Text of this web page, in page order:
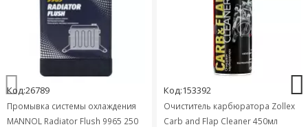
Код:26789
Промывка системы охлаждения
MANNOL Radiator Flush 9965 250
Код:153392
Очиститель карбюратора Zollex
Carb and Flap Cleaner 450мл